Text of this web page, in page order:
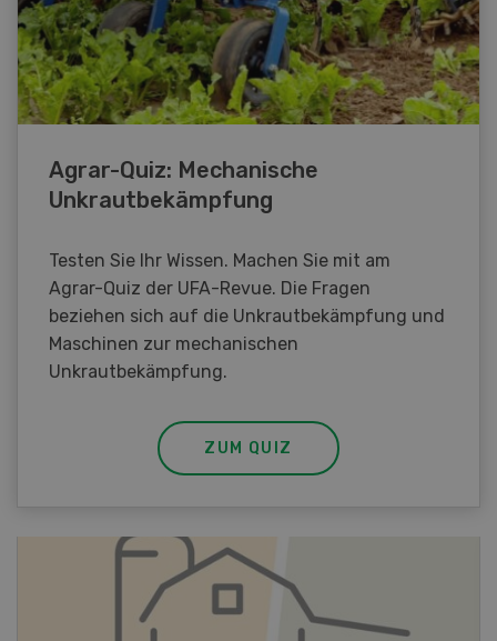
Agrar-Quiz: Mechanische
Unkrautbekämpfung
Testen Sie Ihr Wissen. Machen Sie mit am
Agrar-Quiz der UFA-Revue. Die Fragen
beziehen sich auf die Unkrautbekämpfung und
Maschinen zur mechanischen
Unkrautbekämpfung.
ZUM QUIZ